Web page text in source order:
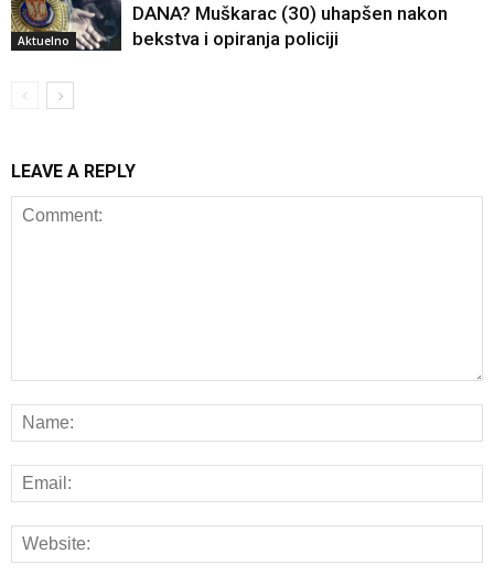
Aktuelno
DANA? Muškarac (30) uhapšen nakon
bekstva i opiranja policiji
LEAVE A REPLY